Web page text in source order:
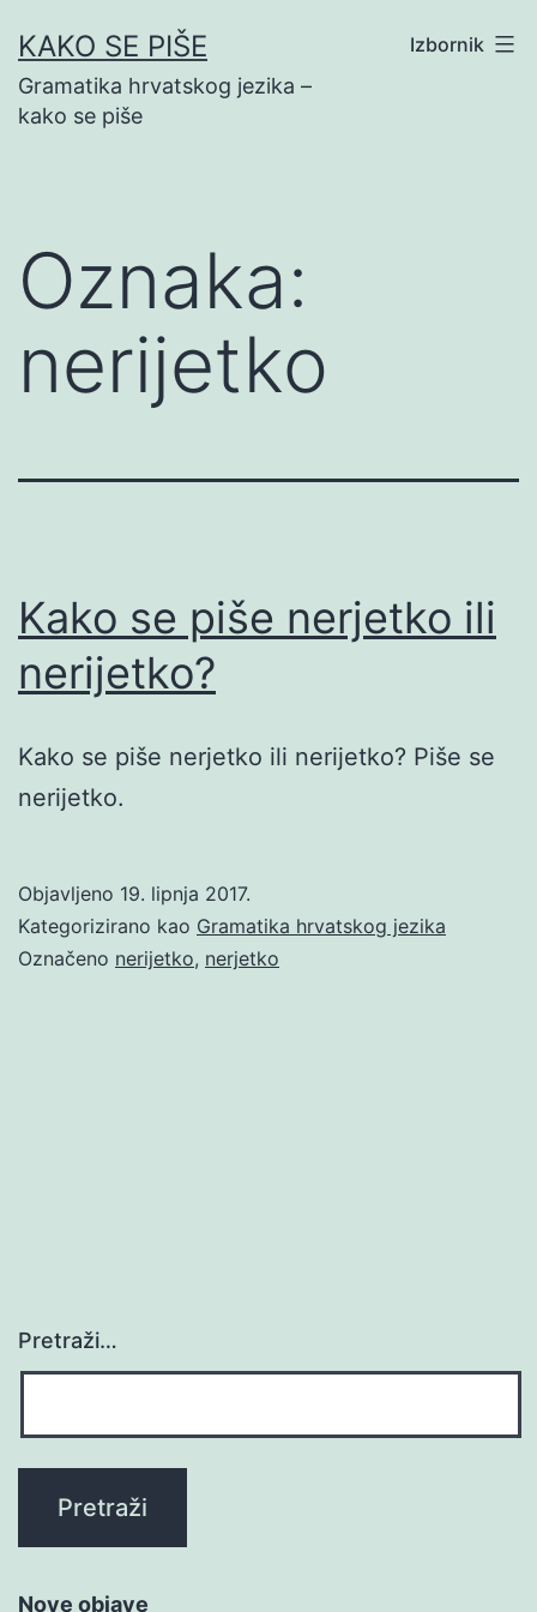
na
sadržaj
KAKO SE PIŠE
Gramatika hrvatskog jezika –
kako se piše
Izbornik
Oznaka:
nerijetko
Kako se piše nerjetko ili
nerijetko?
Kako se piše nerjetko ili nerijetko? Piše se
nerijetko.
Objavljeno 19. lipnja 2017.
Kategorizirano kao Gramatika hrvatskog jezika
Označeno nerijetko, nerjetko
Pretraži…
Nove objave